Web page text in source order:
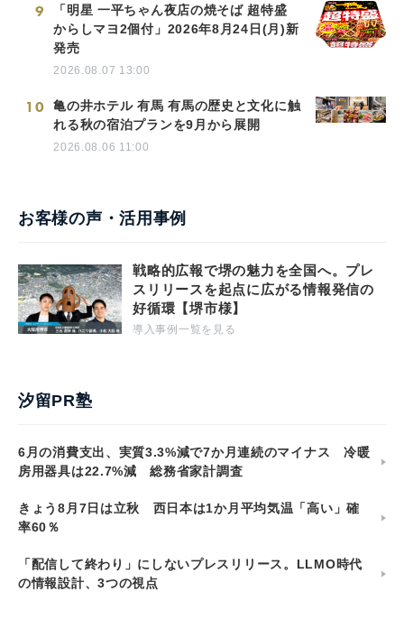
9
「明星 一平ちゃん夜店の焼そば 超特盛
からしマヨ2個付」2026年8月24日(月)新
発売
2026.08.07 13:00
10
亀の井ホテル 有馬 有馬の歴史と文化に触
れる秋の宿泊プランを9月から展開
2026.08.06 11:00
お客様の声・活用事例
戦略的広報で堺の魅力を全国へ。プレ
スリリースを起点に広がる情報発信の
好循環【堺市様】
導入事例一覧を見る
汐留PR塾
6月の消費支出、実質3.3%減で7か月連続のマイナス 冷暖
房用器具は22.7%減 総務省家計調査
きょう8月7日は立秋 西日本は1か月平均気温「高い」確
率60％
「配信して終わり」にしないプレスリリース。LLMO時代
の情報設計、3つの視点